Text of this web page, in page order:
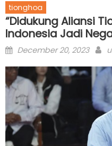
tionghoa
“Didukung Aliansi
Indonesia Jadi
Posted
December 20, 2023